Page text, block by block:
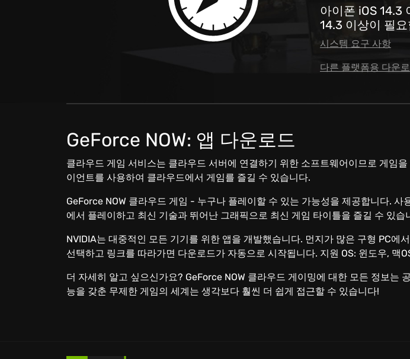
아이폰 iOS 14.3
14.3 이상이 필
시스템 요구 사항
다른 플랫폼용 다운
GeForce NOW: 앱 다운로드
클라우드 게임 서비스는 클라우드 서버에 연결하기 위한 소프트웨어이므로 게임
이언트를 사용하여 클라우드에서 게임를 즐길 수 있습니다.
GeForce NOW 클라우드 게임 - 누구나 플레이할 수 있는 가능성을 제공합니다.
에서 플레이하고 최신 기술과 뛰어난 그래픽으로 최신 게임 타이틀을 즐길 수 있습
NVIDIA는 대중적인 모든 기기를 위한 앱을 개발했습니다. 먼지가 많은 구형 PC에
선택하고 링크를 따라가면 다운로드가 자동으로 시작됩니다. 지원 OS: 윈도우, 맥
더 자세히 알고 싶으신가요? GeForce NOW 클라우드 게이밍에 대한 모든 정보는
능을 갖춘 무제한 게임의 세계는 생각보다 훨씬 더 쉽게 접근할 수 있습니다!